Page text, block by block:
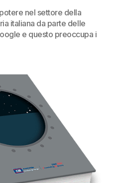
nel settore della
italiana da parte delle
e questo preoccupa i